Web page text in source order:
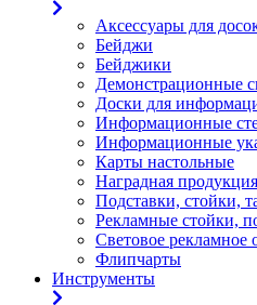
Аксессуары для
Бейджи
Бейджики
Демонстрационные
Доски для
Информационные
Информационные
Карты настольные
Наградная
Подставки, стойки,
Рекламные стойки,
Световое рекламное
Флипчарты
Инструменты